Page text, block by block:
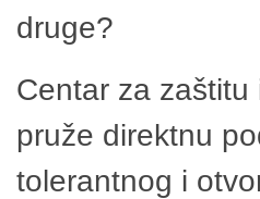
druge?
Centar za
pruže direktnu
tolerantnog i